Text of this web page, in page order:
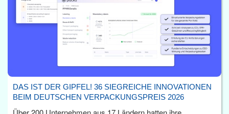
DAS IST DER GIPFEL! 36 SIEGREICHE INNOVATIONEN
BEIM DEUTSCHEN VERPACKUNGSPREIS 2026